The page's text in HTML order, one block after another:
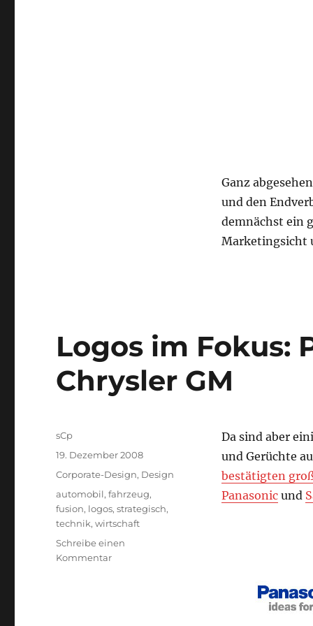
Ganz
und den
demnächst ein
Marketingsicht
Logos im Fokus:
Chrysler GM
Da sind aber
und Gerüchte
bestätigten
Panasonicund
Autor
sCp
Veröffentlicht
19. Dezember 2008
Kategorien
Corporate-Design, Design
Schlagwörter
automobil,fahrzeug,
fusion, logos,strategisch,
technik,wirtschaft
Schreibe einen
Kommentarzu